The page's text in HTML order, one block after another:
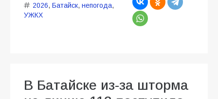
2026, Батайск, непогода,
УЖКХ
В Батайске из-за шторма